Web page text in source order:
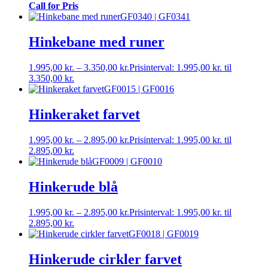
Call for Pris
GF0340 | GF0341
Hinkebane med runer
1.995,00 kr. – 3.350,00 kr.Prisinterval: 1.995,00 kr. til
3.350,00 kr.
GF0015 | GF0016
Hinkeraket farvet
1.995,00 kr. – 2.895,00 kr.Prisinterval: 1.995,00 kr. til
2.895,00 kr.
GF0009 | GF0010
Hinkerude blå
1.995,00 kr. – 2.895,00 kr.Prisinterval: 1.995,00 kr. til
2.895,00 kr.
GF0018 | GF0019
Hinkerude cirkler farvet